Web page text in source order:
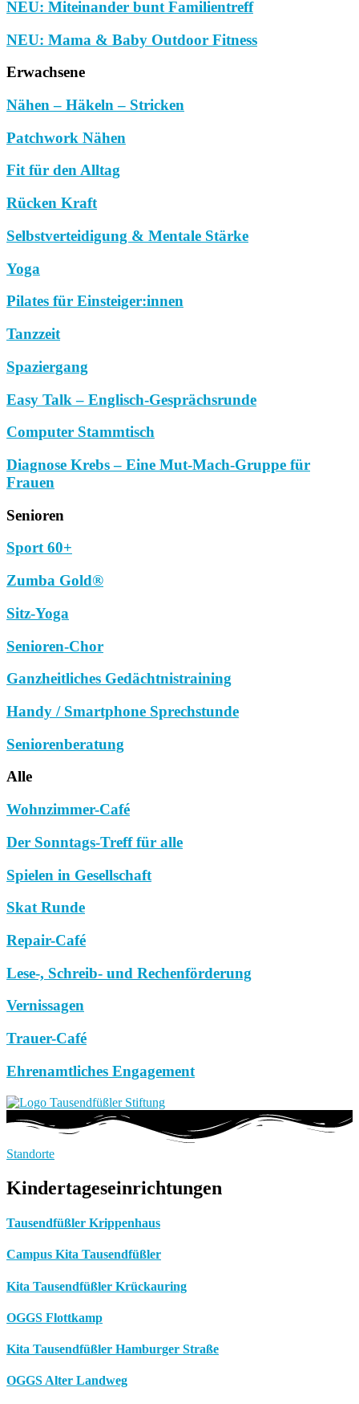
NEU: Miteinander bunt Familientreff
NEU: Mama & Baby Outdoor Fitness
Erwachsene
Nähen – Häkeln – Stricken
Patchwork Nähen
Fit für den Alltag
Rücken Kraft
Selbstverteidigung & Mentale Stärke
Yoga
Pilates für Einsteiger:innen
Tanzzeit
Spaziergang
Easy Talk – Englisch-Gesprächsrunde
Computer Stammtisch
Diagnose Krebs – Eine Mut-Mach-Gruppe für
Frauen
Senioren
Sport 60+
Zumba Gold®
Sitz-Yoga
Senioren-Chor
Ganzheitliches Gedächtnistraining
Handy / Smartphone Sprechstunde
Seniorenberatung
Alle
Wohnzimmer-Café
Der Sonntags-Treff für alle
Spielen in Gesellschaft
Skat Runde
Repair-Café
Lese-, Schreib- und Rechenförderung
Vernissagen
Trauer-Café
Ehrenamtliches Engagement
Standorte
Kindertageseinrichtungen
Tausendfüßler Krippenhaus
Campus Kita Tausendfüßler
Kita Tausendfüßler Krückauring
OGGS Flottkamp
Kita Tausendfüßler Hamburger Straße
OGGS Alter Landweg